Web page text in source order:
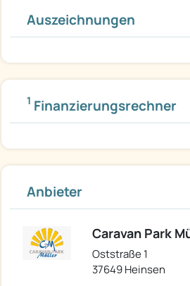
Auszeichnungen
1 Finanzierungsrechner
Anbieter
Caravan Park
Oststraße 1
37649 Heinsen